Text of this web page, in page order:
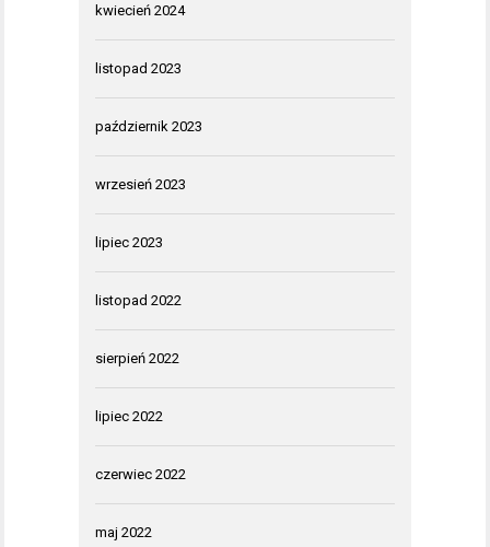
kwiecień 2024
listopad 2023
październik 2023
wrzesień 2023
lipiec 2023
listopad 2022
sierpień 2022
lipiec 2022
czerwiec 2022
maj 2022